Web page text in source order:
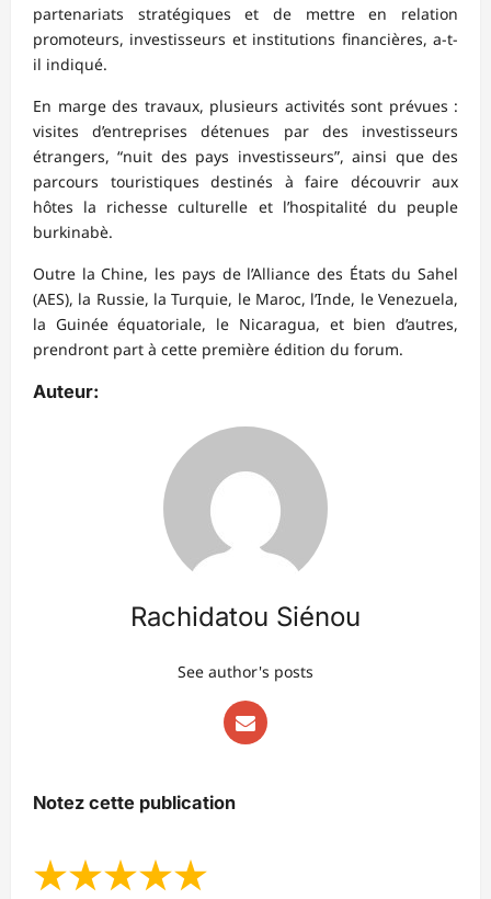
partenariats stratégiques et de mettre en relation
promoteurs, investisseurs et institutions financières, a-t-
il indiqué.
En marge des travaux, plusieurs activités sont prévues :
visites d’entreprises détenues par des investisseurs
étrangers, “nuit des pays investisseurs”, ainsi que des
parcours touristiques destinés à faire découvrir aux
hôtes la richesse culturelle et l’hospitalité du peuple
burkinabè.
Outre la Chine, les pays de l’Alliance des États du Sahel
(AES), la Russie, la Turquie, le Maroc, l’Inde, le Venezuela,
la Guinée équatoriale, le Nicaragua, et bien d’autres,
prendront part à cette première édition du forum.
Auteur:
Rachidatou Siénou
See author's posts
Notez cette publication
★★★★★